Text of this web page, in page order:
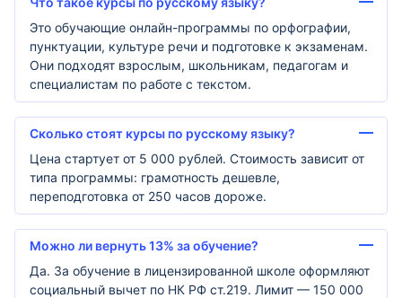
Это обучающие онлайн-программы по орфографии,
пунктуации, культуре речи и подготовке к экзаменам.
Они подходят взрослым, школьникам, педагогам и
специалистам по работе с текстом.
Сколько стоят курсы по русскому языку?
Цена стартует от 5 000 рублей. Стоимость зависит от
типа программы: грамотность дешевле,
переподготовка от 250 часов дороже.
Можно ли вернуть 13% за обучение?
Да. За обучение в лицензированной школе оформляют
социальный вычет по НК РФ ст.219. Лимит — 150 000